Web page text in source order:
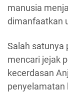
manusia
dimanfaatkan
Salah satunya
mencari jejak
kecerdasan
penyelamatan